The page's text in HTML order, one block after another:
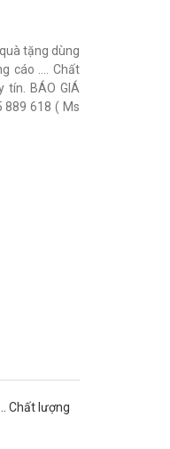
tặng dùng
cáo .... Chất
tín. BÁO GIÁ
889 618 ( Ms
Chất lượng